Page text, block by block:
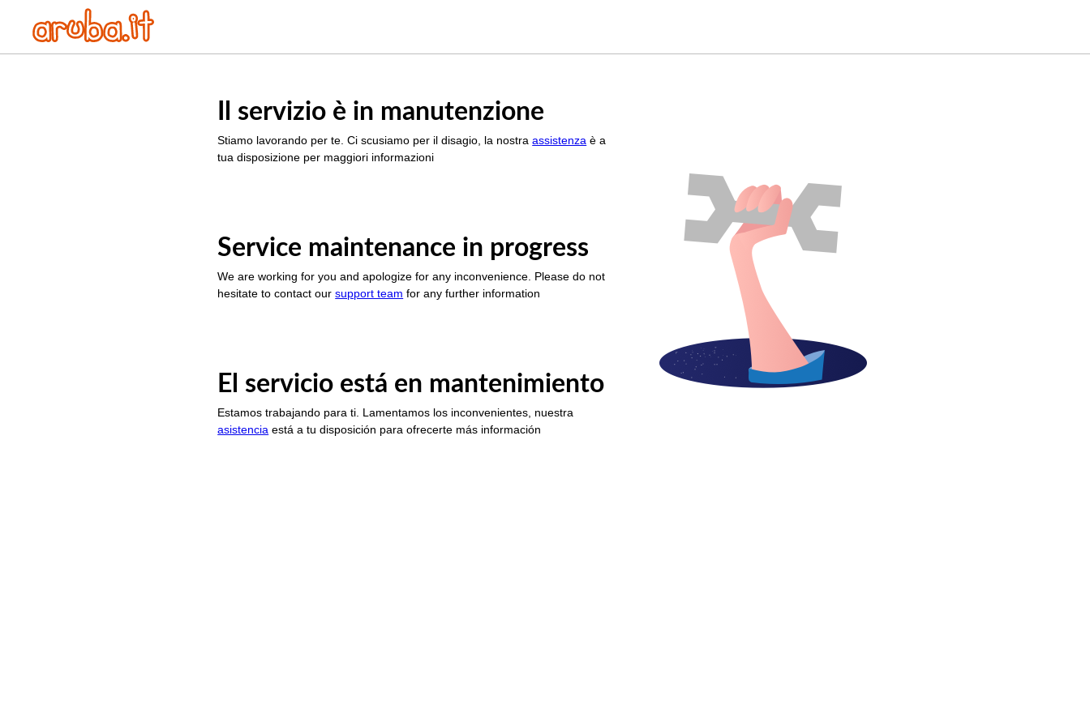
Il servizio è in manutenzione
Stiamo lavorando per te. Ci scusiamo per il disagio, la nostraassistenza è a
tua disposizione per maggiori informazioni
Service maintenance in progress
We are working for you and apologize for any inconvenience. Please do not
hesitate to contact oursupport team for any further information
El servicio está en mantenimiento
Estamos trabajando para ti. Lamentamos los inconvenientes, nuestra
asistencia está a tu disposición para ofrecerte más información